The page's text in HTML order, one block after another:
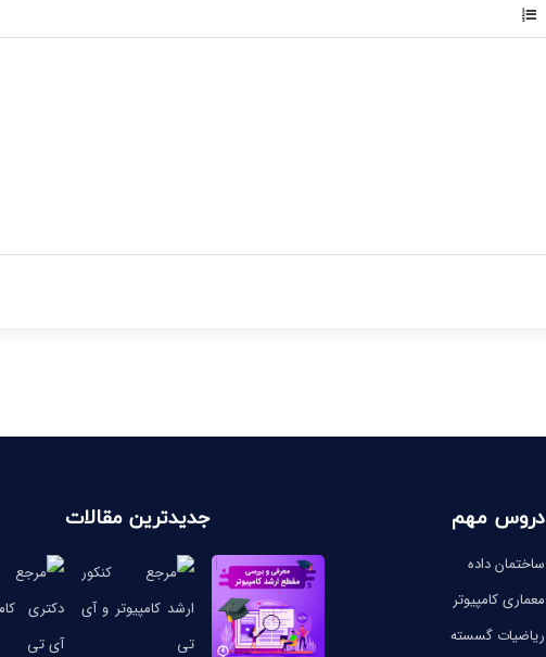
دروس مهم
ساختمان داده
معماری کامپیوتر
ریاضیات گسسته
جدیدترین مقالات